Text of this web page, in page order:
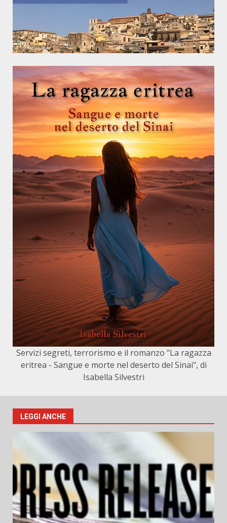
Servizi segreti, terrorismo e il romanzo "La ragazza
eritrea - Sangue e morte nel deserto del Sinai", di
Isabella Silvestri
LEGGI ANCHE